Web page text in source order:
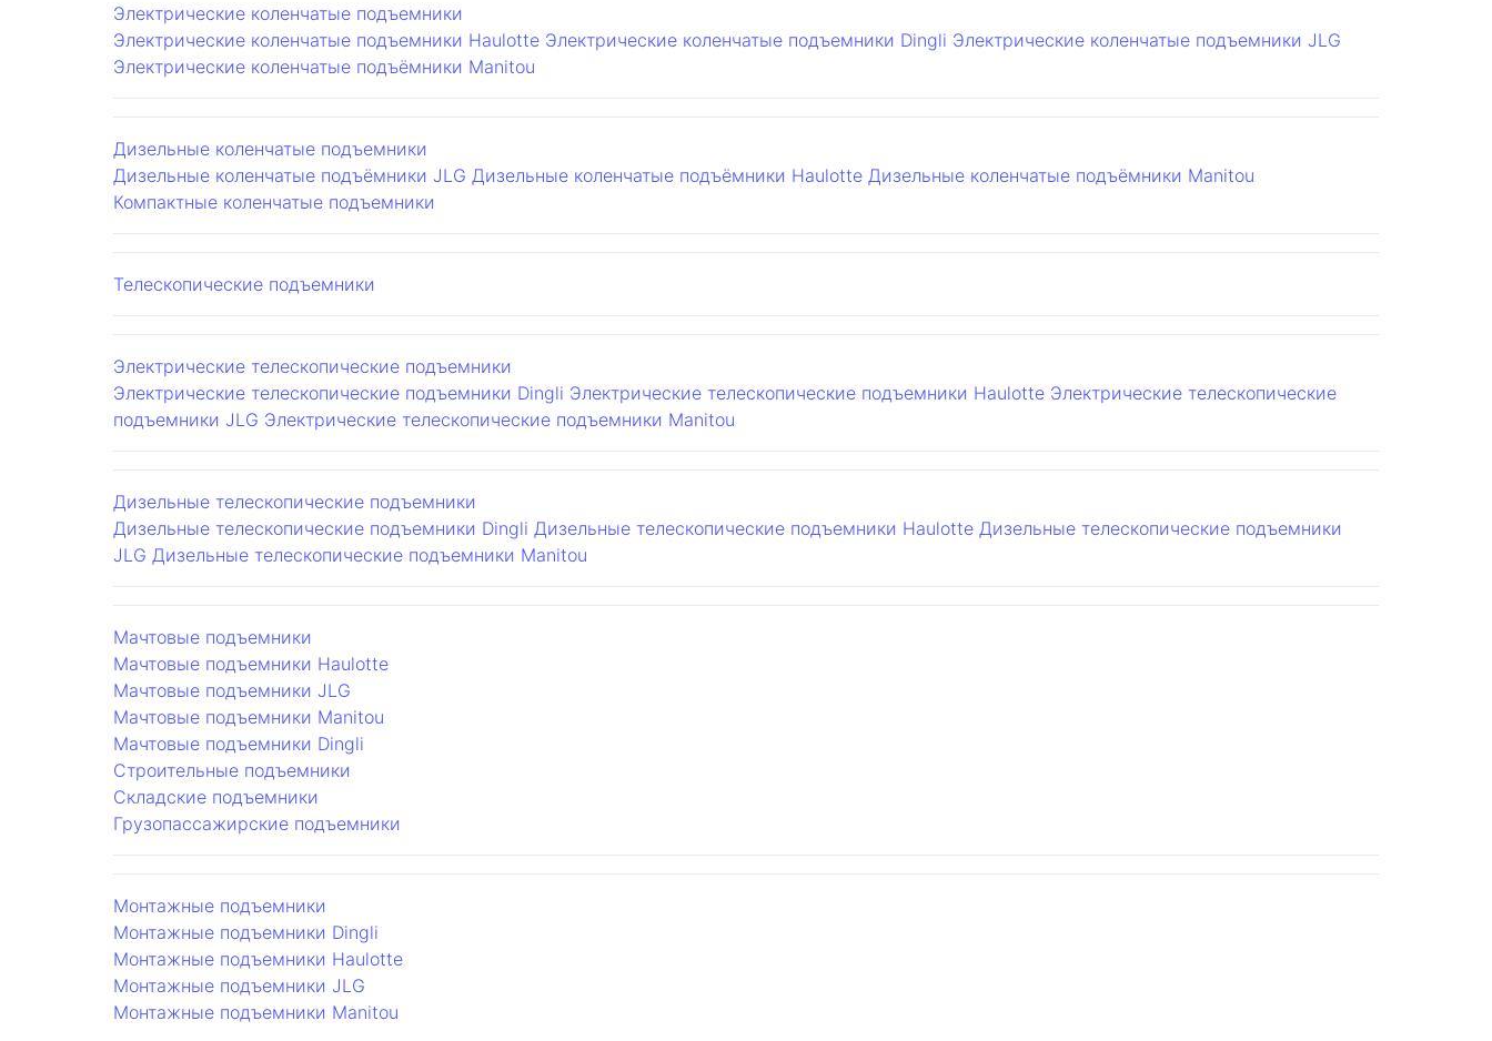
Электрические коленчатые подъемники
Электрические коленчатые подъемники Haulotte Электрические коленчатые подъемники Dingli Электрические коленчатые подъемники JLG
Электрические коленчатые подъёмники Manitou
Дизельные коленчатые подъемники
Дизельные коленчатые подъёмники JLG Дизельные коленчатые подъёмники Haulotte Дизельные коленчатые подъёмники Manitou
Компактные коленчатые подъемники
Телескопические подъемники
Электрические телескопические подъемники
Электрические телескопические подъемники Dingli Электрические телескопические подъемники Haulotte Электрические телескопические
подъемники JLG Электрические телескопические подъемники Manitou
Дизельные телескопические подъемники
Дизельные телескопические подъемники Dingli Дизельные телескопические подъемники Haulotte Дизельные телескопические подъемники
JLG Дизельные телескопические подъемники Manitou
Мачтовые подъемники
Мачтовые подъемники Haulotte
Мачтовые подъемники JLG
Мачтовые подъемники Manitou
Мачтовые подъемники Dingli
Строительные подъемники
Складские подъемники
Грузопассажирские подъемники
Монтажные подъемники
Монтажные подъемники Dingli
Монтажные подъемники Haulotte
Монтажные подъемники JLG
Монтажные подъемники Manitou